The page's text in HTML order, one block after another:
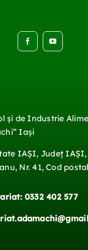
și de Industrie
” Iași
IAŞI, Județ IAŞI,
Nr. 41, Cod
0332 402 577